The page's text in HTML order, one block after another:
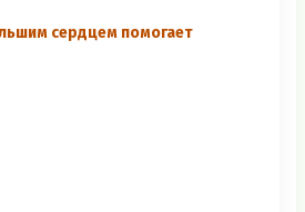
сердцем помогает